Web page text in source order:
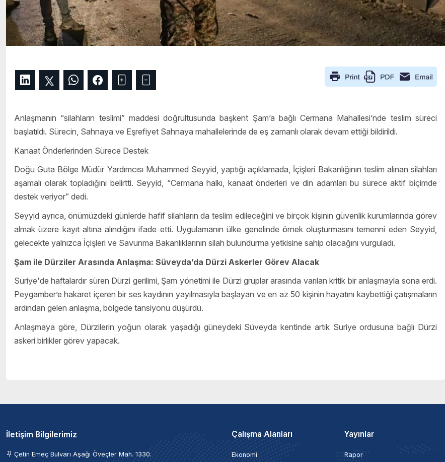
Anlaşmanın “silahların teslimi” maddesi doğrultusunda başkent Şam’a bağlı Cermana Mahallesi’nde teslim süreci
başlatıldı. Sürecin, Sahnaya ve Eşrefiyet Sahnaya mahallelerinde de eş zamanlı olarak devam ettiği bildirildi.
Kanaat Önderlerinden Sürece Destek
Doğu Guta Bölge Müdür Yardımcısı Muhammed Seyyid, yaptığı açıklamada, İçişleri Bakanlığının teslim alınan silahları
aşamalı olarak topladığını belirtti. Seyyid, “Cermana halkı, kanaat önderleri ve din adamları bu sürece aktif biçimde
destek veriyor” dedi.
Seyyid ayrıca, önümüzdeki günlerde hafif silahların da teslim edileceğini ve birçok kişinin güvenlik kurumlarında görev
almak üzere kayıt altına alındığını ifade etti. Uygulamanın ülke genelinde örnek oluşturmasını temenni eden Seyyid,
gelecekte yalnızca İçişleri ve Savunma Bakanlıklarının silah bulundurma yetkisine sahip olacağını vurguladı.
Şam ile Dürziler Arasında Anlaşma: Süveyda’da Dürzi Askerler Görev Alacak
Suriye'de haftalardır süren Dürzi gerilimi, Şam yönetimi ile Dürzi gruplar arasında varılan kritik bir anlaşmayla sona erdi.
Peygamber’e hakaret içeren bir ses kaydının yayılmasıyla başlayan ve en az 50 kişinin hayatını kaybettiği çatışmaların
ardından gelen anlaşma, bölgede tansiyonu düşürdü.
Anlaşmaya göre, Dürzilerin yoğun olarak yaşadığı güneydeki Süveyda kentinde artık Suriye ordusuna bağlı Dürzi
askeri birlikler görev yapacak.
İletişim Bilgilerimiz
Çetin Emeç Bulvarı Aşağı Öveçler Mah. 1330.
Çalışma Alanları
Ekonomi
Yayınlar
Rapor